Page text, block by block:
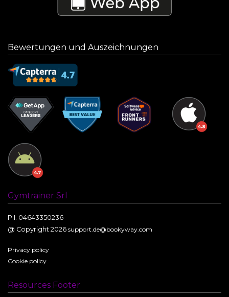
Bewertungen und Auszeichnungen
Gymtrainer Srl
P.I. 04643350236
@ Copyright 2026 support.de@bookyway.com
Privacy policy
Cookie policy
Resources Footer